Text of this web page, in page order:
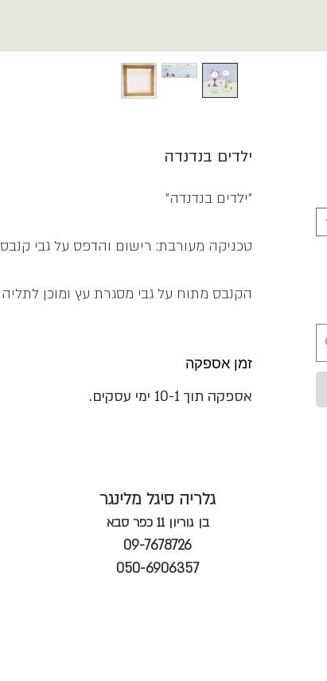
ילדים בנדנדה
״ילדים בנדנדה״
טכניקה מעורבת: רישום והדפס על גבי קנבס
הקנבס מתוח על גבי מסגרת עץ ומוכן לתליה
זמן אספקה
אספקה תוך 10-1 ימי עסקים.
גלריה סיגל מלינגר
בן גוריון 11 כפר סבא
09-7678726
050-6906357